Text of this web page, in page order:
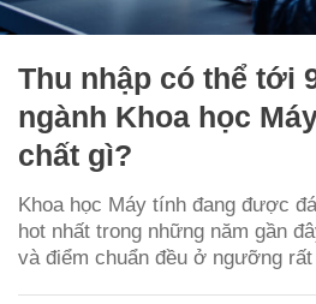
Thu nhập có thể tới
ngành Khoa học
chất gì?
Khoa học Máy tính đang được
hot nhất trong những năm gần
và điểm chuẩn đều ở ngưỡng rất